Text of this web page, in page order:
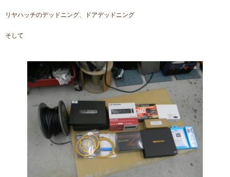
リヤハッチのデッドニング、ドアデッドニング
そして